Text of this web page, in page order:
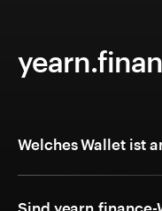
Welches Wallet ist